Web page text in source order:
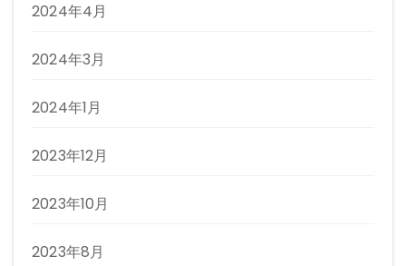
2024年4月
2024年3月
2024年1月
2023年12月
2023年10月
2023年8月